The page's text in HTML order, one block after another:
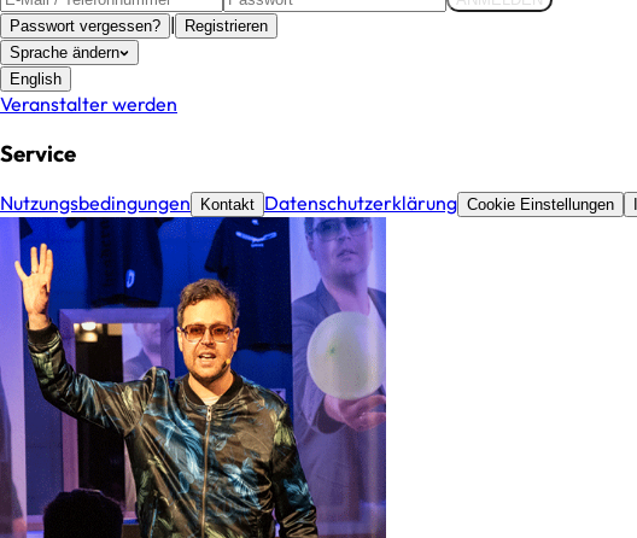
Passwort vergessen? |
Registrieren
Sprache ändern
English
Veranstalter werden
Service
Nutzungsbedingungen Kontakt Datenschutzerklärung Cookie Einstellungen